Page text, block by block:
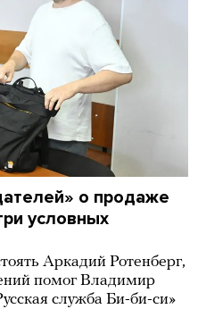
о продаже
условных
Аркадий Ротенберг,
помог Владимир
служба Би-би-си»